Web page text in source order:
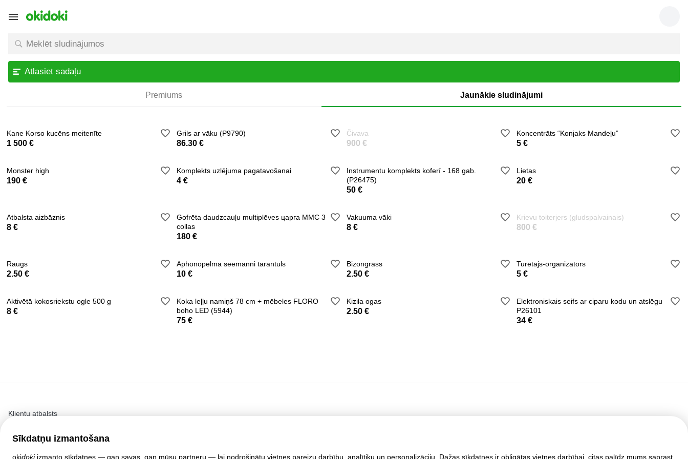
Atlasiet sadaļu
Premiums Jaunākie sludinājumi
Kane Korso kucēns meitenīte
1 500 €
Grils ar vāku (P9790)
86.30 €
Čivava
900 €
Koncentrāts “Konjaks Mandeļu”
5 €
Monster high
190 €
Komplekts uzlējuma pagatavošanai
4 €
Instrumentu komplekts koferī - 168 gab.
(P26475)
50 €
Lietas
20 €
Atbalsta aizbāznis
8 €
Gofrēta daudzcauļu multiplēves царга MMC 3
collas
180 €
Vakuuma vāki
8 €
Krievu toiterjers (gludspalvainais)
800 €
Raugs
2.50 €
Aphonopelma seemanni tarantuls
10 €
Bizongrāss
2.50 €
Turētājs-organizators
5 €
Aktivētā kokosriekstu ogle 500 g
8 €
Koka leļļu namiņš 78 cm + mēbeles FLORO
boho LED (5944)
75 €
Kizila ogas
2.50 €
Elektroniskais seifs ar ciparu kodu un atslēgu
P26101
34 €
Sīkdatņu izmantošana
okidokiizmanto sīkdatnes — gan savas, gan mūsu partneru — lai nodrošinātu vietnes pareizu darbību, analītiku un personalizāciju. Dažas sīkdatnes ir obligātas vietnes darbībai, citas palīdz mums saprast
Klientu atbalsts
Politika un līgumi
Privātuma iestatījumi